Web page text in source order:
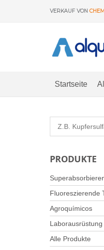
VERKAUF VON
Startseite
PRODUKTE
Fluoreszierende
Agroquímicos
Laborausrüstung
Alle Produkte